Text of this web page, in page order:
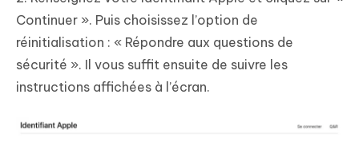
Continuer ». Puis choisissez l’option de
réinitialisation : « Répondre aux questions de
sécurité ». Il vous suffit ensuite de suivre les
instructions affichées à l’écran.